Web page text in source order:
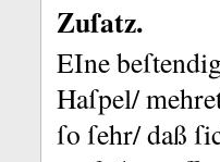
Zuſatz.
EIne
Haſpel/
ſo ſehr/ daß